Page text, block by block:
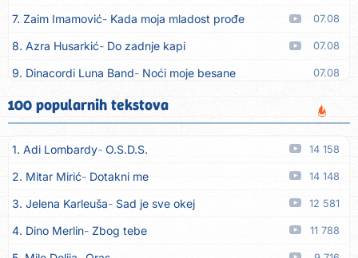
7. Zaim Imamović Kada moja mladost prođe 07.08
8. Azra Husarkić Do zadnje kapi 07.08
9. Dinacordi Luna Band Noći moje besane 07.08
10. Pet za 5 Pozdravi mi Stubicu
11. Dinacordi Luna Band Anđeo moj 07.08
12. Vesna Kartuš Vrati se 07.08
13. Severina Pozovi me ti (Anksiozna) 06.08
14. Fidellio Summer Time 06.08
15. Tereza Kesovija Volim te 06.08
100 popularnih tekstova
1. Adi Lombardy O.S.D.S. 14 158
2. Mitar Mirić Dotakni me 14 148
3. Jelena Karleuša Sad je sve okej 12 581
4. Dino Merlin Zbog tebe 11 788